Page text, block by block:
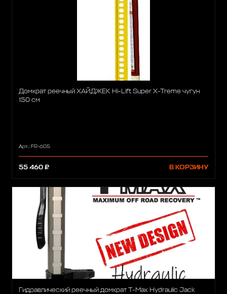
Домкрат реечный ХАЙДЖЕК Hi-Lift Super X-Treme чугун
150 см
Арт.: FR-605
55 460 ₽ В КОРЗИНУ
Гидравлический реечный домкрат T-Max Hydraulic Jack